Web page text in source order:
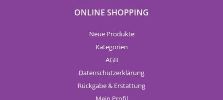
ONLINE SHOPPING
Neue Produkte
Kategorien
AGB
Datenschutzerklärung
Rückgabe & Erstattung